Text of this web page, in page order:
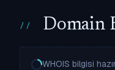
Domain
WHOIS bilgisi